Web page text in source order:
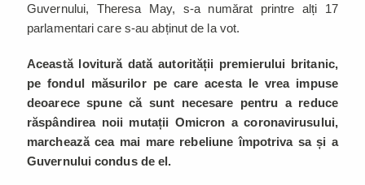
Guvernului, Theresa May, s-a numărat printre alți 17
parlamentari care s-au abținut de la vot.
Această lovitură dată autorității premierului britanic,
pe fondul măsurilor pe care acesta le vrea impuse
deoarece spune că sunt necesare pentru a reduce
răspândirea noii mutații Omicron a coronavirusului,
marchează cea mai mare rebeliune împotriva sa și a
Guvernului condus de el.